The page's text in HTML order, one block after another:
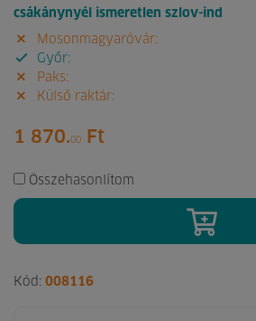
csákánynyél ismeretlen szlov-ind
Mosonmagyaróvár:
Győr:
Paks:
Külső raktár:
1 870.00 Ft
Összehasonlítom
Kód: 008116